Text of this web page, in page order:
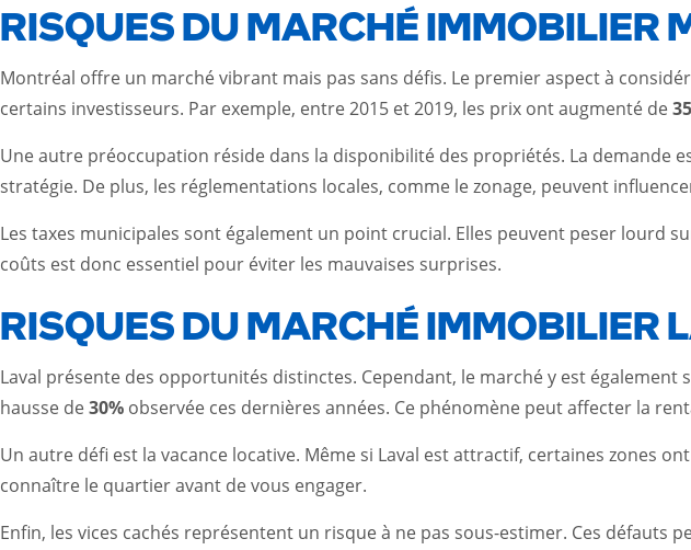
RISQUES DU MARCHÉ IMMOBILIER
Montréal offre un marché vibrant mais pas sans défis. Le premier aspect à
certains investisseurs. Par exemple, entre 2015 et 2019, les prix ont augmenté de
Une autre préoccupation réside dans la disponibilité des propriétés. La demande
stratégie. De plus, les réglementations locales, comme le zonage, peuvent
Les taxes municipales sont également un point crucial. Elles peuvent peser lourd
coûts est donc essentiel pour éviter les mauvaises surprises.
RISQUES DU MARCHÉ IMMOBILIER
Laval présente des opportunités distinctes. Cependant, le marché y est
hausse de30% observée ces dernières années. Ce phénomène peut affecter la
Un autre défi est la vacance locative. Même si Laval est attractif, certaines zones
connaître le quartier avant de vous engager.
Enfin, les vices cachés représentent un risque à ne pas sous-estimer. Ces